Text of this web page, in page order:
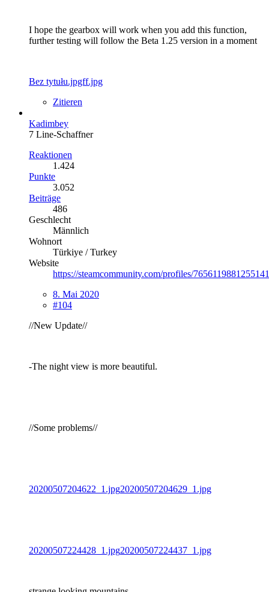
I hope the gearbox will work when you add this function,
further testing will follow the Beta 1.25 version in a moment
Bez tytułu.jpgff.jpg
Zitieren
Kadimbey
7 Line-Schaffner
Reaktionen
1.424
Punkte
3.052
Beiträge
486
Geschlecht
Männlich
Wohnort
Türkiye / Turkey
Website
https://steamcommunity.com/profiles/
8. Mai 2020
#104
//New Update//
-The night view is more beautiful.
//Some problems//
20200507204622_1.jpg20200507204629_1.jpg
20200507224428_1.jpg20200507224437_1.jpg